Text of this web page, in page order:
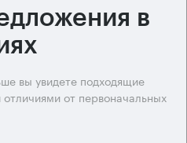
в
вы увидете подходящие
от первоначальных